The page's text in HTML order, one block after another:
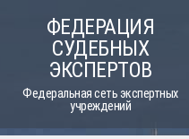
ФЕДЕРАЦИЯ
СУДЕБНЫХ
ЭКСПЕРТОВ
Федеральная сеть экспертных
учреждений